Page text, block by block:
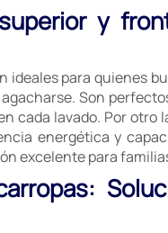
y
ideales para quienes
Son
cada lavado. Por otro
energética y
excelente para